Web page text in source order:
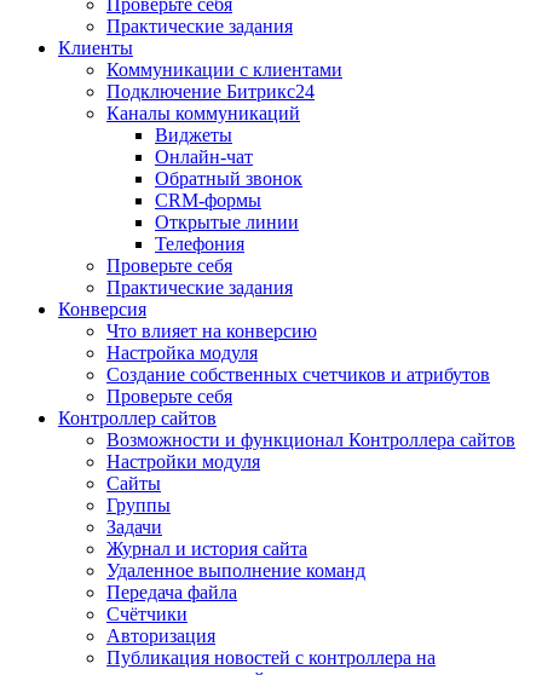
Проверьте себя
Практические задания
Клиенты
Коммуникации с клиентами
Подключение Битрикс24
Каналы коммуникаций
Виджеты
Онлайн-чат
Обратный звонок
CRM-формы
Открытые линии
Телефония
Проверьте себя
Практические задания
Конверсия
Что влияет на конверсию
Настройка модуля
Создание собственных счетчиков и атрибутов
Проверьте себя
Контроллер сайтов
Возможности и функционал Контроллера сайтов
Настройки модуля
Сайты
Группы
Задачи
Журнал и история сайта
Удаленное выполнение команд
Передача файла
Счётчики
Авторизация
Публикация новостей с контроллера на